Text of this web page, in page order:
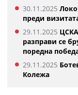
30.11.2025
преди
29.11.2025
разправи се
поредна
29.11.2025
Колежа